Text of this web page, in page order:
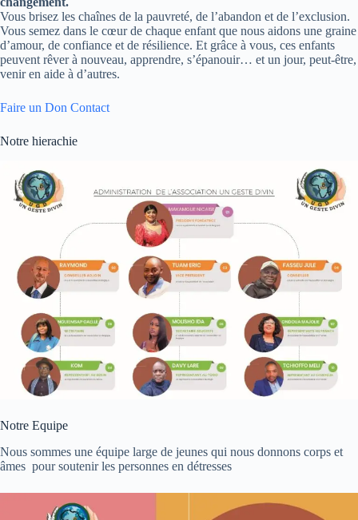
Vous brisez les chaînes de la pauvreté, de l’abandon et de l’exclusion.
Vous semez dans le cœur de chaque enfant que nous aidons une graine
d’amour, de confiance et de résilience. Et grâce à vous, ces enfants
peuvent rêver à nouveau, apprendre, s’épanouir… et un jour, peut-être,
venir en aide à d’autres.
Faire un Don Contact
Notre hierachie
Notre Equipe
Nous sommes une équipe large de jeunes qui nous donnons corps et
âmes pour soutenir les personnes en détresses